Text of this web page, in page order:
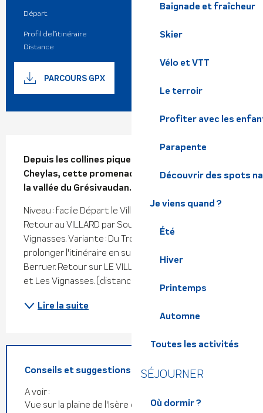
Baignade et fraîcheur
Skier
Vélo et VTT
Le terroir
Profiter avec les
Parapente
Découvrir des spots
Je viens quand ?
Été
Hiver
Printemps
Automne
Toutes les activités
SÉJOURNER
Où dormir ?
Informations pratiques
Départ
Profil de l’itinéraire
Distance
Documentation
PARCOURS GPX
Description
Depuis les collines piquetées de hameaux du
Cheylas, cette promenade offre une belle vue de
la vallée du Grésivaudan.
Niveau : facile Départ le Villard, suivre LE TROUILLET.
Retour au VILLARD par Sous le Trouillet et Les
Vignasses. Variante : Du Trouillet, possibilité de
prolonger l'itinéraire en suivant l'Abbaye, puis Le
Berruer. Retour sur LE VILLARD par Sous le Trouillet
et Les Vignasses. (distance : 2,1 km ;...
Lire la suite
Conseils et suggestions
A voir :
Vue sur la plaine de l'Isère et le massif de la